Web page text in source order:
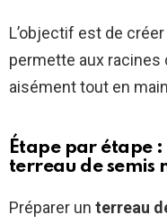
L’objectif est de
permette aux
aisément tout en
Étape par étape
terreau de semis
Préparer un terreau